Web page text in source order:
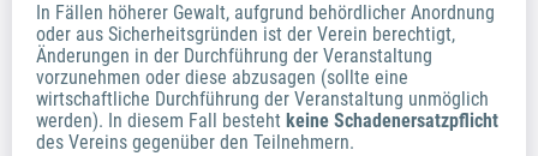
In Fällen höherer Gewalt, aufgrund behördlicher Anordnung
oder aus Sicherheitsgründen ist der Verein berechtigt,
Änderungen in der Durchführung der Veranstaltung
vorzunehmen oder diese abzusagen (sollte eine
wirtschaftliche Durchführung der Veranstaltung unmöglich
werden). In diesem Fall besteht keine Schadenersatzpflicht
des Vereins gegenüber den Teilnehmern.